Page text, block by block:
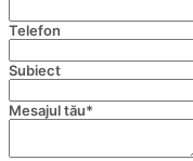
Telefon
Subiect
Mesajul tău*